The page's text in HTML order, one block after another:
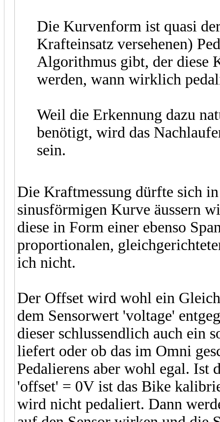
Die Kurvenform ist quasi
Krafteinsatz versehenen)
Algorithmus gibt, der diese
werden, wann wirklich
Weil die Erkennung dazu
benötigt, wird das
sein.
Die Kraftmessung dürfte sich
sinusförmigen Kurve äussern
diese in Form einer ebenso
proportionalen,
ich nicht.
Der Offset wird wohl ein
dem Sensorwert 'voltage'
dieser schlussendlich auch ein
liefert oder ob das im Omni
Pedalierens aber wohl egal. Ist
'offset' = 0V ist das Bike
wird nicht pedaliert. Dann